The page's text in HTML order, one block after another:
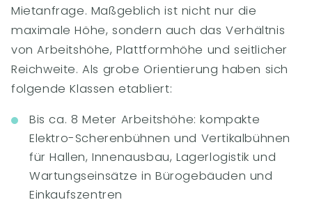
Mietanfrage. Maßgeblich ist nicht nur die
maximale Höhe, sondern auch das Verhältnis
von Arbeitshöhe, Plattformhöhe und seitlicher
Reichweite. Als grobe Orientierung haben sich
folgende Klassen etabliert:
Bis ca. 8 Meter Arbeitshöhe: kompakte
Elektro-Scherenbühnen und Vertikalbühnen
für Hallen, Innenausbau, Lagerlogistik und
Wartungseinsätze in Bürogebäuden und
Einkaufszentren